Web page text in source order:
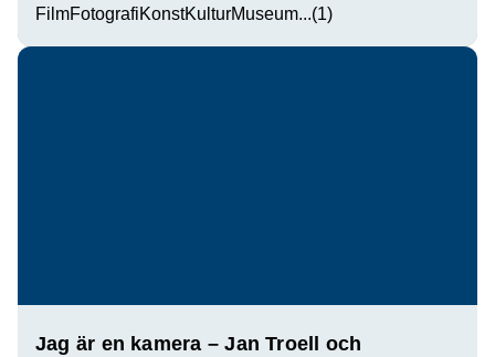
FilmFotografiKonstKulturMuseum...(1)
Jag är en kamera – Jan Troell och